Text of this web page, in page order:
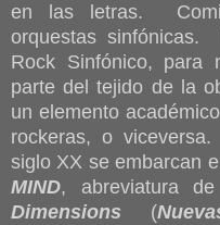
en las letras.
orquestas
Rock Sinfónico,
parte del tejido de la
un elemento
rockeras, o
siglo XX se embarcan
MIND, abreviatura de
Dimensions (